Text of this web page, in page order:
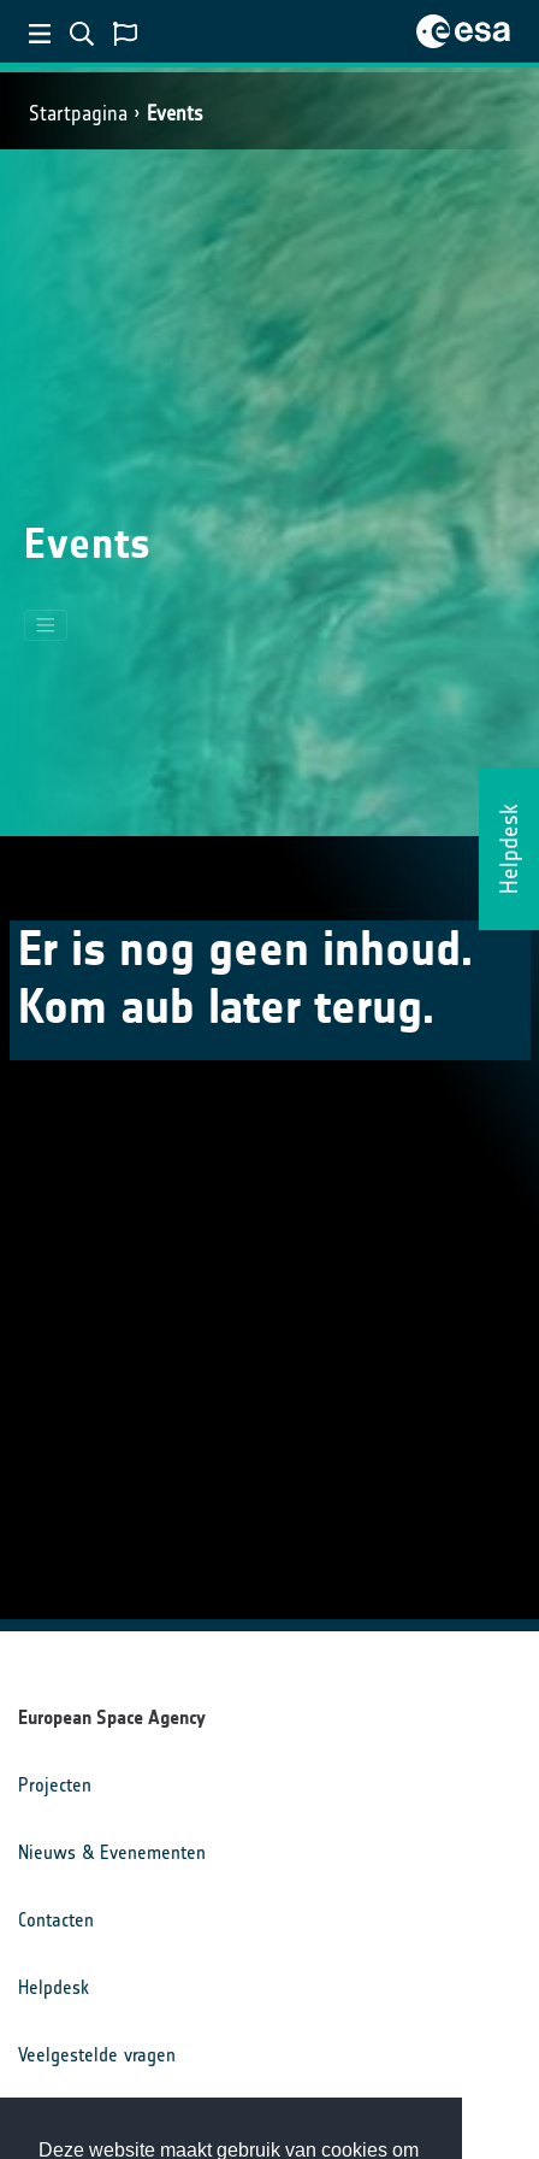
Deze website maakt gebruik van cookies om
Startpagina Events
Helpdesk
Events
Er is nog geen inhoud.
Kom aub later terug.
European Space Agency
Projecten
Nieuws & Evenementen
Contacten
Helpdesk
Veelgestelde vragen